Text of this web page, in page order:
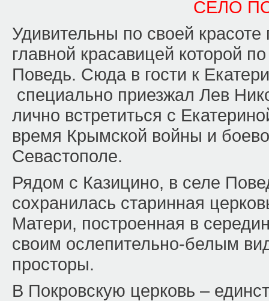
СЕЛО
Удивительны по своей
главной красавицей которой
Поведь. Сюда в гости к
специально приезжал Лев
лично встретиться с
время Крымской войны и
Севастополе.
Рядом с Казицино, в селе
сохранилась старинная
Матери, построенная в
своим ослепительно-белым
просторы.
В Покровскую церковь –